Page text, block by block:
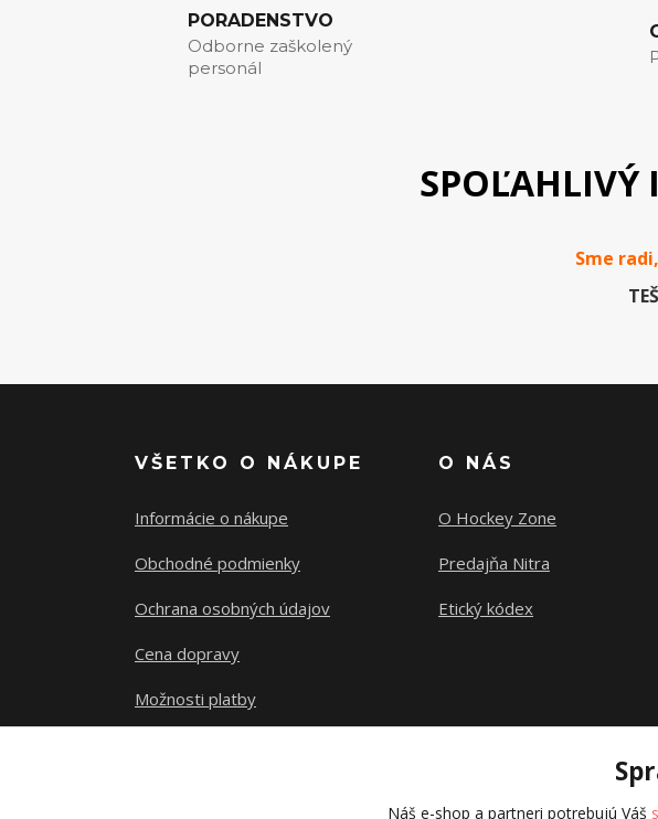
PORADENSTVO
Odborne zaškolený
personál
SPOĽAHLIVÝ
Sme
VŠETKO O NÁKUPE
Informácie o nákupe
Obchodné podmienky
Ochrana osobných údajov
Cena dopravy
Možnosti platby
O NÁS
O Hockey Zone
Predajňa Nitra
Etický kódex
Náš e-shop a partneri potrebujú Váš